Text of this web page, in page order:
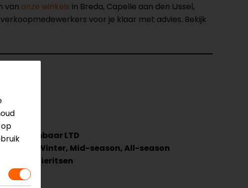
van onze winkels in Breda, Capelle aan den IJssel,
voor je klaar met advies. Bekijk
Zwart
AA
Uitneembaar LTD
Zomer, Winter, Mid-season, All-season
Ventilatieritsen